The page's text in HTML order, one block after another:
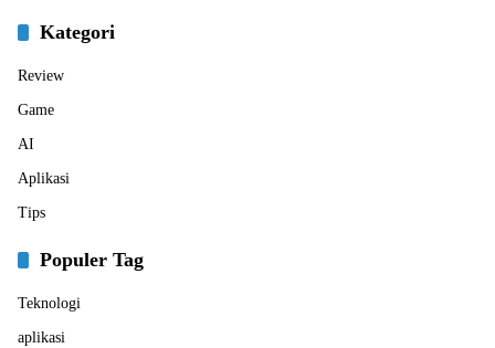
Kategori
Review
Game
AI
Aplikasi
Tips
Populer Tag
Teknologi
aplikasi